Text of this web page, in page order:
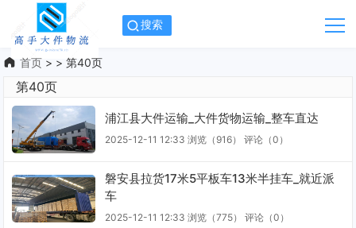
搜索
首页 > > 第40页
第40页
浦江县大件运输_大件货物运输_整车直达
2025-12-11 12:33 浏览（916） 评论（0 ）
磐安县拉货17米5平板车13米半挂车_就近派
车
2025-12-11 12:33 浏览（775） 评论（0 ）